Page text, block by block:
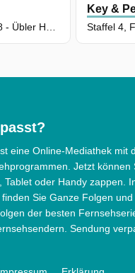
Key &
eine Online-Mediathek mit
Jetzt können
Tablet oder Handy zappen.
Sie Ganze Folgen und
der besten
Sendung